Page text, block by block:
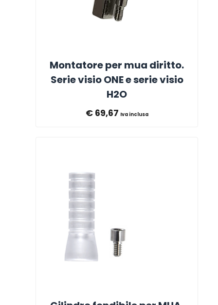
Montatore per mua diritto.
Serie visio ONE e serie visio
H2O
€69,67 Iva inclusa